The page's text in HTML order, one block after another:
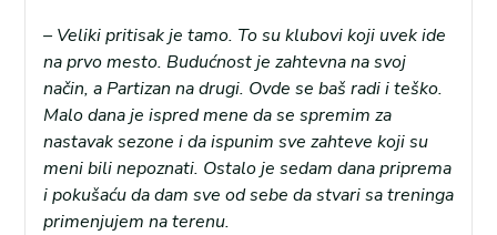
– Veliki pritisak je tamo. To su klubovi koji uvek ide
na prvo mesto. Budućnost je zahtevna na svoj
način, a Partizan na drugi. Ovde se baš radi i teško.
Malo dana je ispred mene da se spremim za
nastavak sezone i da ispunim sve zahteve koji su
meni bili nepoznati. Ostalo je sedam dana priprema
i pokušaću da dam sve od sebe da stvari sa treninga
primenjujem na terenu.